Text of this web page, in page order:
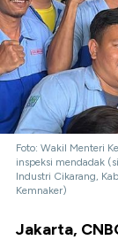
Foto: Wakil Menteri
inspeksi mendadak
Industri Cikarang,
Kemnaker)
Jakarta,